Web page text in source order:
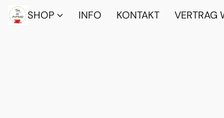
SHOP INFO KONTAKT VERTRAG